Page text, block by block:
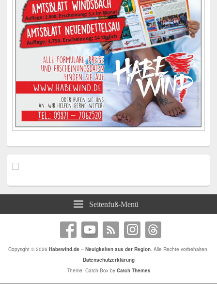
Seitenfuß-Menü
Copyright © 2026 Habewind.de – Neuigkeiten aus der Region. Alle Rechte vorbehalten.
Datenschutzerklärung
Theme: Catch Box by Catch Themes